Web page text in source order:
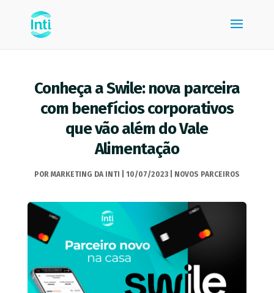
Conheça a Swile: nova parceira
com benefícios corporativos
que vão além do Vale
Alimentação
POR MARKETING DA INTI 10/07/2023| NOVOS PARCEIROS